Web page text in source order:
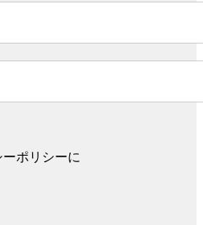
ポリシーに